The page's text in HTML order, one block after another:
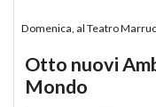
Domenica, al Teatro
Otto nuovi
Mondo